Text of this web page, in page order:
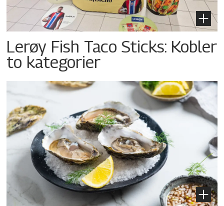
Lerøy Fish Taco Sticks: Kobler
to kategorier